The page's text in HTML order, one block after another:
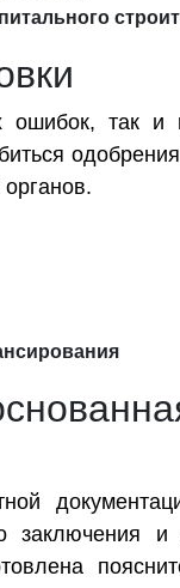
так и
и